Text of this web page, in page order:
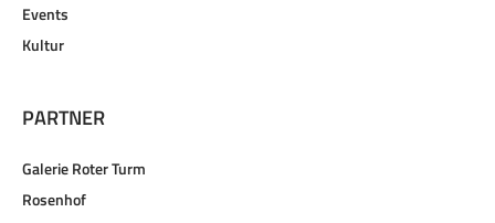
Events
Kultur
PARTNER
Galerie Roter Turm
Rosenhof